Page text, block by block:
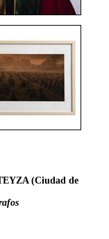
(Ciudad de